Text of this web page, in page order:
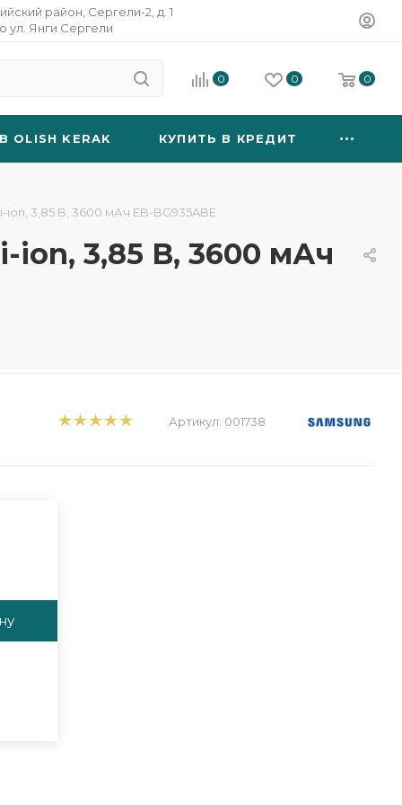
район, Сергели-2, д. 1
ул. Янги Сергели
0 0 0
OLISH KERAK КУПИТЬ В КРЕДИТ
ion, 3,85 B, 3600 мАч EB-BG935ABE
ion, 3,85 B, 3600 мАч
Артикул: 001738